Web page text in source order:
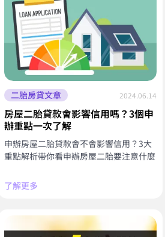
二胎房貸文章 2024.06.14
房屋二胎貸款會影響信用嗎？3個申
辦重點一次了解
申辦房屋二胎貸款會不會影響信用？3大
重點解析帶你看申辦房屋二胎要注意什麼
了解更多